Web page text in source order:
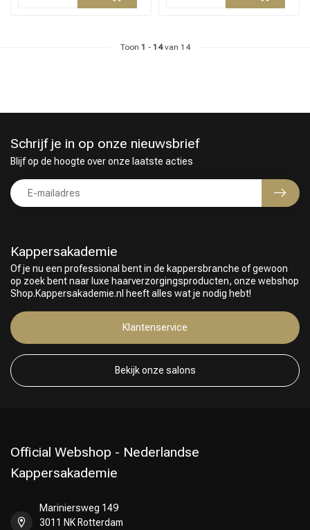
Keuze van onze Kappers
Toon 1 - 14van 14
Kappersakademie
Of je nu een professional bent in de kappersbranche of gewoon
op zoek bent naar luxe haarverzorgingsproducten, onze webshop
Shop.Kappersakademie.nl heeft alles wat je nodig hebt!
Klantenservice
Bekijk onze salons
Schrijf je in op onze nieuwsbrief
Blijf op de hoogte over onze laatste acties
Official Webshop - Nederlandse
Kappersakademie
Mariniersweg 149
3011 NK Rotterdam